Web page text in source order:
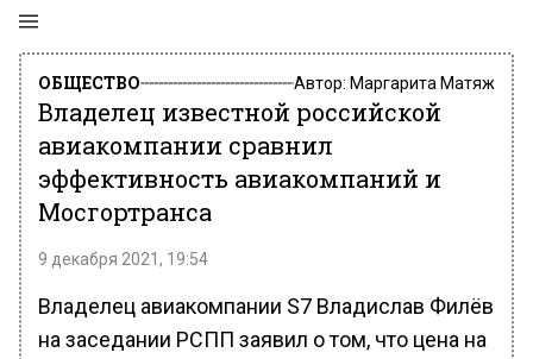
ОБЩЕСТВО Автор: Маргарита Матяж
Владелец известной российской
авиакомпании сравнил
эффективность авиакомпаний и
Мосгортранса
9 декабря 2021, 19:54
Владелец авиакомпании S7 Владислав Филёв
на заседании РСПП заявил о том, что цена на